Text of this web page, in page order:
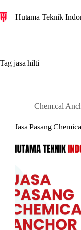
c
Hutama Teknik
Tag jasa hilti
Chemical
Jasa Pasang